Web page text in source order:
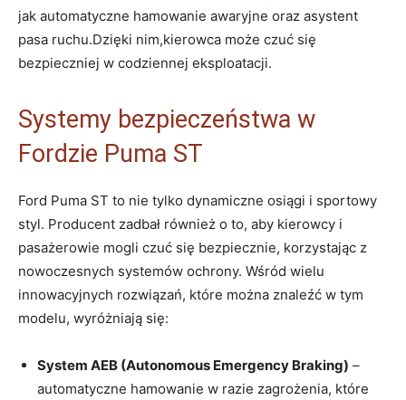
jak automatyczne hamowanie awaryjne oraz asystent
pasa ruchu.Dzięki nim,kierowca może czuć się
bezpieczniej w codziennej eksploatacji.
Systemy bezpieczeństwa w
Fordzie Puma ST
Ford Puma ST to nie tylko dynamiczne osiągi i sportowy
styl. Producent zadbał również o to, aby kierowcy i
pasażerowie mogli czuć się bezpiecznie, korzystając z
nowoczesnych systemów ochrony. Wśród wielu
innowacyjnych rozwiązań, które można znaleźć w tym
modelu, wyróżniają się:
System AEB (Autonomous Emergency Braking) –
automatyczne hamowanie w razie zagrożenia, które